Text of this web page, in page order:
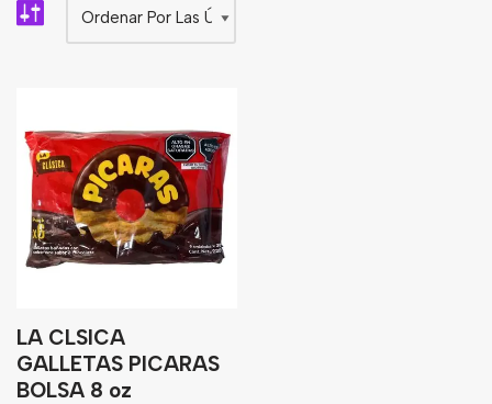
Mascarilla facial
Básicos de Cocina
Granos
Harinas
Edulcorante
Sopas
LA CLSICA
GALLETAS PICARAS
BOLSA 8 oz